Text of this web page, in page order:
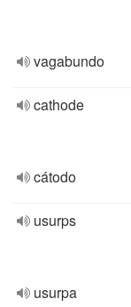
vagabundo
cathode
cátodo
usurps
usurpa